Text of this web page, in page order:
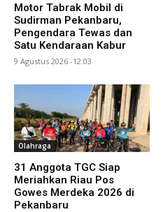
Motor Tabrak Mobil di
Sudirman Pekanbaru,
Pengendara Tewas dan
Satu Kendaraan Kabur
9 Agustus 2026 -12:03
Olahraga
31 Anggota TGC Siap
Meriahkan Riau Pos
Gowes Merdeka 2026 di
Pekanbaru